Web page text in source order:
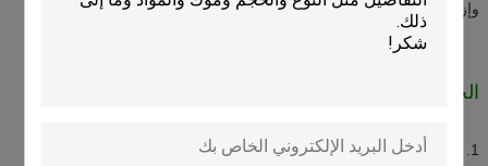
وإزالتها.ينظف ويخترق أجزاء المحرك الداخلية ويزيل الصدأ.
الحذر
1. الابتعاد عن الحرارة واللهب والشرارة وغيرها من مصادر الاشتعال.